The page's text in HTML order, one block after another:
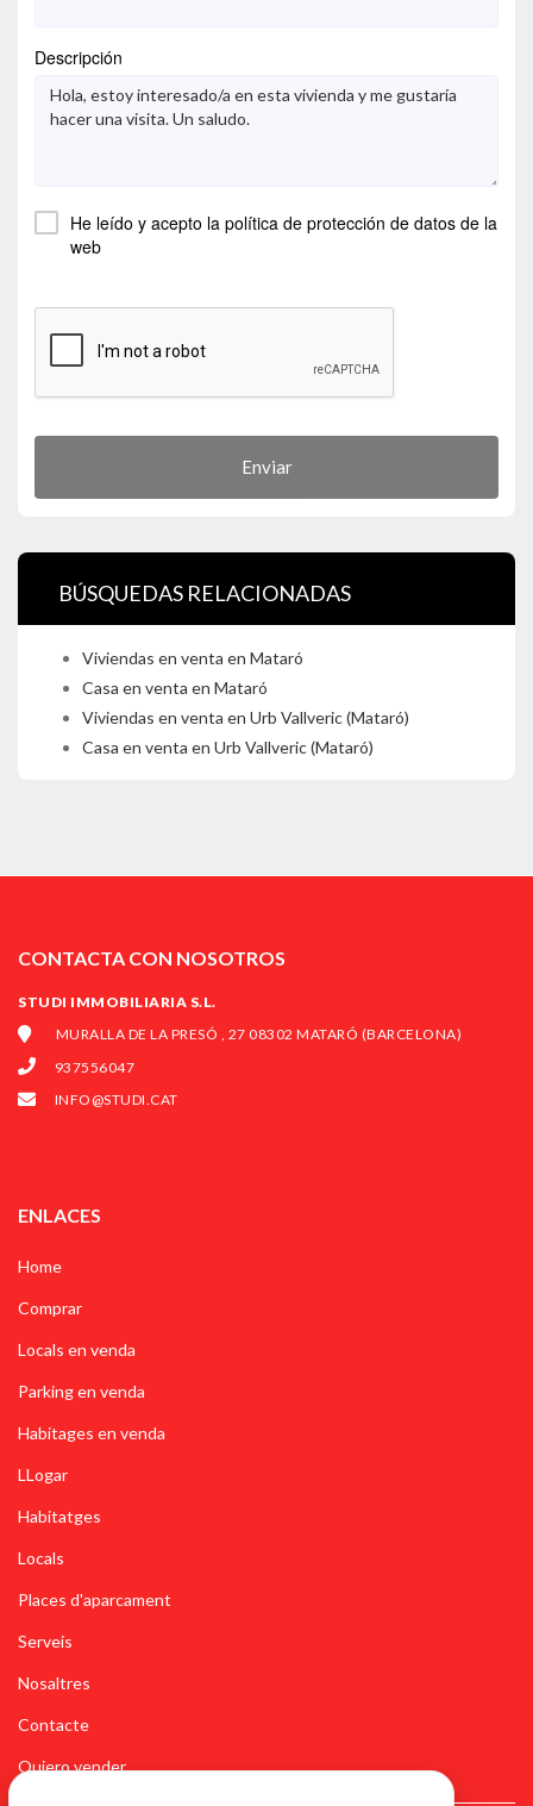
Descripción
He leído y acepto la política de protección de datos de la
web
Enviar
BÚSQUEDAS RELACIONADAS
Viviendas en venta en Mataró
Casa en venta en Mataró
Viviendas en venta en Urb Vallveric (Mataró)
Casa en venta en Urb Vallveric (Mataró)
CONTACTA CON NOSOTROS
STUDI IMMOBILIARIA S.L.
MURALLA DE LA PRESÓ , 27 08302 MATARÓ (BARCELONA)
937556047
INFO@STUDI.CAT
ENLACES
Home
Comprar
Locals en venda
Parking en venda
Habitages en venda
LLogar
Habitatges
Locals
Places d'aparcament
Serveis
Nosaltres
Contacte
Quiero vender